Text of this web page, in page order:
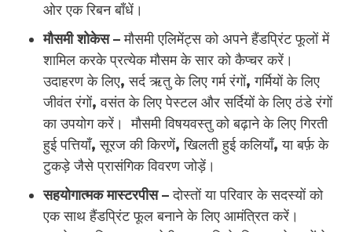
ओर एक रिबन बाँधें।
मौसमी शोकेस– मौसमी एलिमेंट्स को अपने हैंडप्रिंट फूलों में
शामिल करके प्रत्येक मौसम के सार को कैप्चर करें।
उदाहरण के लिए, सर्द ऋतु के लिए गर्म रंगों, गर्मियों के लिए
जीवंत रंगों, वसंत के लिए पेस्टल और सर्दियों के लिए ठंडे रंगों
का उपयोग करें। मौसमी विषयवस्तु को बढ़ाने के लिए गिरती
हुई पत्तियाँ, सूरज की किरणें, खिलती हुई कलियाँ, या बर्फ़ के
टुकड़े जैसे प्रासंगिक विवरण जोड़ें।
सहयोगात्मक मास्टरपीस –दोस्तों या परिवार के सदस्यों को
एक साथ हैंडप्रिंट फूल बनाने के लिए आमंत्रित करें।